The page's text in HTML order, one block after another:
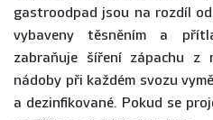
gastroodpad jsou na rozdíl
vybaveny těsněním a
zabraňuje šíření zápachu z
nádoby při každém svozu
a dezinfikované. Pokud se